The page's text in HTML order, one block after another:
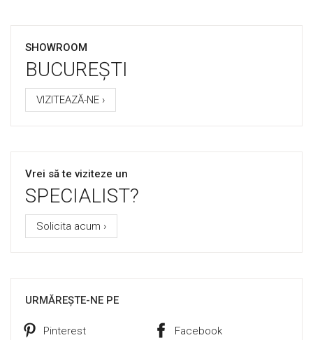
SHOWROOM
BUCUREȘTI
VIZITEAZĂ-NE ›
Vrei să te viziteze un
SPECIALIST?
Solicita acum ›
URMĂREȘTE-NE PE
Pinterest Facebook